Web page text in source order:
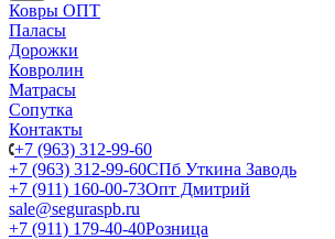
Ковры ОПТ
Паласы
Дорожки
Ковролин
Матрасы
Сопутка
Контакты
+7 (963) 312-99-60
+7 (963) 312-99-60СПб Уткина Заводь
+7 (911) 160-00-73Опт Дмитрий
sale@seguraspb.ru
+7 (911) 179-40-40Розница